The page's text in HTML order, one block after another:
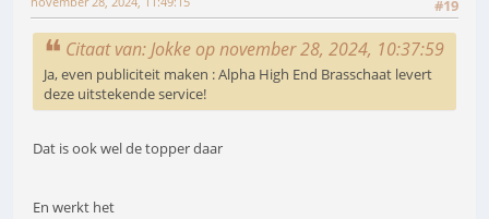
#19
Citaat van: Jokke op november 28, 2024, 10:37:59
Ja, even publiciteit maken : Alpha High End Brasschaat levert
deze uitstekende service!
Dat is ook wel de topper daar
En werkt het